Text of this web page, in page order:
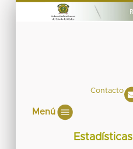
Contacto
Menú
Estadísticas